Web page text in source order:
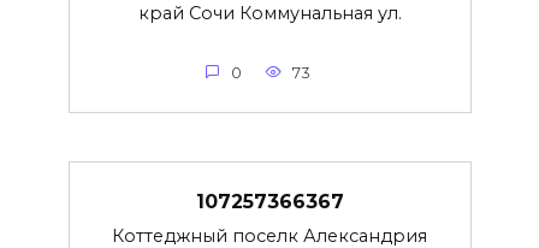
край Сочи Коммунальная ул.
0 73
107257366367
Коттеджный поселк Александрия